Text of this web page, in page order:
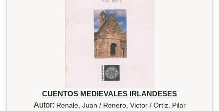
CUENTOS MEDIEVALES IRLANDESES
Autor: Renale, Juan / Renero, Victor / Ortiz, Pilar